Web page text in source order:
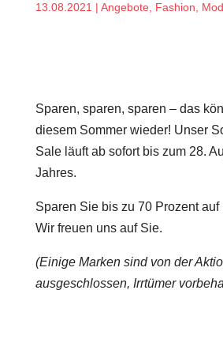
13.08.2021 | Angebote, Fashion
Sparen, sparen, sparen – das
diesem Sommer wieder! Unser
Sale läuft ab sofort bis zum 28.
Jahres.
Sparen Sie bis zu 70 Prozent auf
Wir freuen uns auf Sie.
(Einige Marken sind von der
ausgeschlossen, Irrtümer